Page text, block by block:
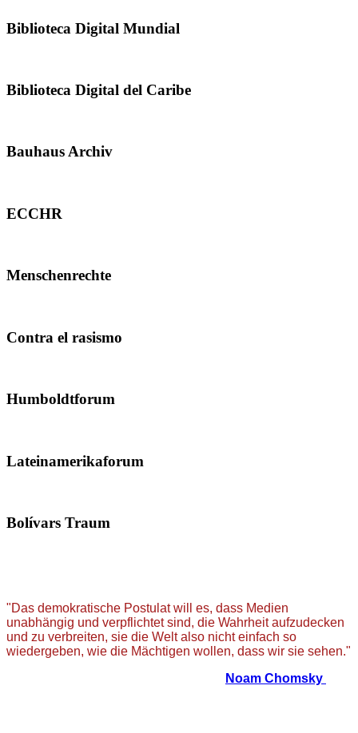
Biblioteca Digital Mundial
Biblioteca Digital del Caribe
Bauhaus Archiv
ECCHR
Menschenrechte
Contra el rasismo
Humboldtforum
Lateinamerikaforum
Bolívars Traum
"Das demokratische Postulat will es, dass Medien
unabhängig und verpflichtet sind, die Wahrheit aufzudecken
und zu verbreiten, sie die Welt also nicht einfach so
wiedergeben, wie die Mächtigen wollen, dass wir sie sehen."
Noam Chomsky